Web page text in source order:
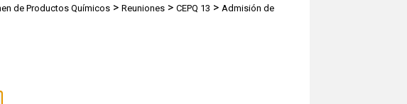
de Productos Químicos> Reuniones> CEPQ 13 > Admisión de